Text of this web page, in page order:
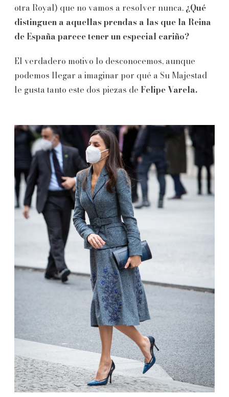
otra Royal) que no vamos a resolver nunca. ¿Qué
distinguen a aquellas prendas a las que la Reina
de España parece tener un especial cariño?
El verdadero motivo lo desconocemos, aunque
podemos llegar a imaginar por qué a Su Majestad
le gusta tanto este dos piezas de Felipe Varela.